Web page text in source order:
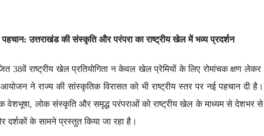
पहचान:उत्तराखंडकीसंस्कृति औरपरंपराकाराष्ट्रीयखेलमेंभव्यप्रदर्शन
38वें राष्ट्रीय खेल प्रतियोगिता न केवल खेल प्रेमियों के लिए रोमांचक क्षण लेकर
ने राज्य की सांस्कृतिक विरासत को भी राष्ट्रीय स्तर पर नई पहचान दी है।
वेशभूषा, लोक संस्कृति और समृद्ध परंपराओं को राष्ट्रीय खेल के माध्यम से देशभर से
दर्शकों के सामने प्रस्तुत किया जा रहा है।